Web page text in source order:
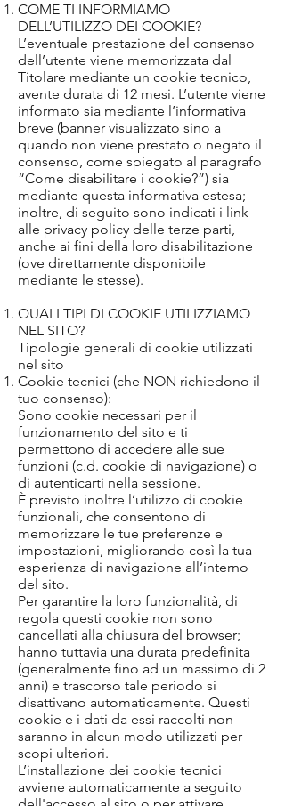
COME TI INFORMIAMO
DELL’UTILIZZO DEI COOKIE?
L’eventuale prestazione del consenso
dell’utente viene memorizzata dal
Titolare mediante un cookie tecnico,
avente durata di 12 mesi. L’utente viene
informato sia mediante l’informativa
breve (banner visualizzato sino a
quando non viene prestato o negato il
consenso, come spiegato al paragrafo
“Come disabilitare i cookie?”) sia
mediante questa informativa estesa;
inoltre, di seguito sono indicati i link
alle privacy policy delle terze parti,
anche ai fini della loro disabilitazione
(ove direttamente disponibile
mediante le stesse).
QUALI TIPI DI COOKIE UTILIZZIAMO
NEL SITO?
Tipologie generali di cookie utilizzati
nel sito
Cookie tecnici (che NON richiedono il
tuo consenso):
Sono cookie necessari per il
funzionamento del sito e ti
permettono di accedere alle sue
funzioni (c.d. cookie di navigazione) o
di autenticarti nella sessione.
È previsto inoltre l’utilizzo di cookie
funzionali, che consentono di
memorizzare le tue preferenze e
impostazioni, migliorando così la tua
esperienza di navigazione all’interno
del sito.
Per garantire la loro funzionalità, di
regola questi cookie non sono
cancellati alla chiusura del browser;
hanno tuttavia una durata predefinita
(generalmente fino ad un massimo di 2
anni) e trascorso tale periodo si
disattivano automaticamente. Questi
cookie e i dati da essi raccolti non
saranno in alcun modo utilizzati per
scopi ulteriori.
L’installazione dei cookie tecnici
avviene automaticamente a seguito